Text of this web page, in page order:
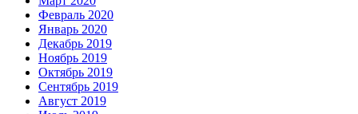
Февраль 2020
Январь 2020
Декабрь 2019
Ноябрь 2019
Октябрь 2019
Сентябрь 2019
Август 2019